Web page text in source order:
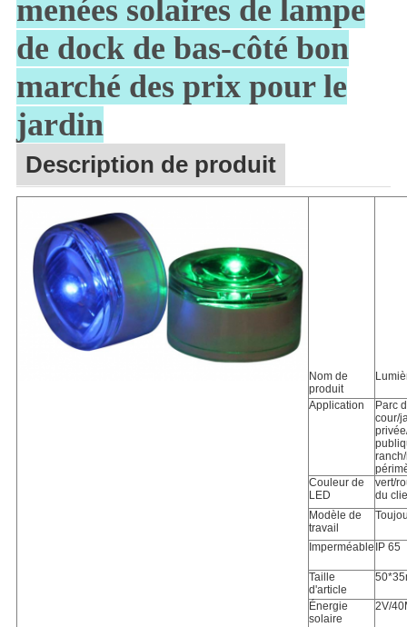
CONFIDENTIALITÉ
menées solaires de lampe
de dock de bas-côté bon
marché des prix pour le
jardin
Description de produit
Nom de
produit
Application
Parc
cour/
Couleur de
LED
vert/
du
Modèle de
travail
Imperméable IP 65
Taille
d'article
Énergie
solaire
2V/